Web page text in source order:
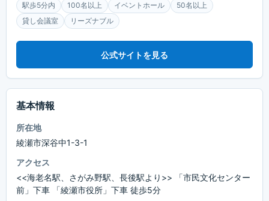
駅歩5分内 100名以上 イベントホール
50名以上
貸し会議室
リーズナブル
公式サイトを見る
基本情報
所在地
綾瀬市深谷中1-3-1
アクセス
<<海老名駅、さがみ野駅、長後駅より>> 「市民文化センター
前」下車 「綾瀬市役所」下車 徒歩5分